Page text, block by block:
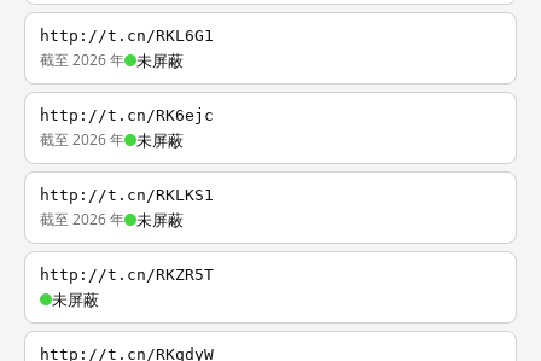
http://t.cn/RKL6G1
截至 2026 年 未屏蔽
http://t.cn/RK6ejc
截至 2026 年 未屏蔽
http://t.cn/RKLKS1
截至 2026 年 未屏蔽
http://t.cn/RKZR5T
未屏蔽
http://t.cn/RKqdyW